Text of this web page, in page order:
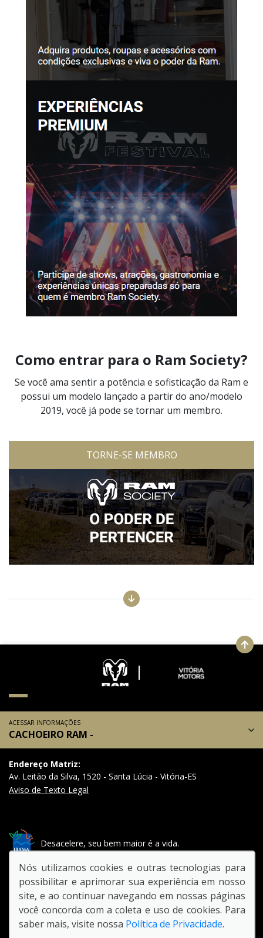
Como entrar para o Ram Society?
Se você ama sentir a potência e sofisticação da Ram e
possui um modelo lançado a partir do ano/modelo
2019, você já pode se tornar um membro.
TORNE-SE MEMBRO
ACESSAR INFORMAÇÕES
CACHOEIRO RAM -
Endereço Matriz:
Av. Leitão da Silva, 1520 - Santa Lúcia - Vitória-ES
Aviso de Texto Legal
Desacelere, seu bem maior é a vida.
SIGA-NOS:
Nós utilizamos cookies e outras tecnologias para
possibilitar e aprimorar sua experiência em nosso
site, e ao continuar navegando em nossas páginas
você concorda com a coleta e uso de cookies. Para
saber mais, visite nossa Política de Privacidade.